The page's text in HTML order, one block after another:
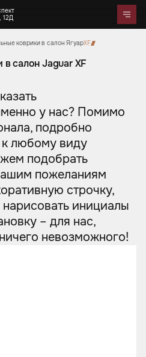
12Д
Max
Портфолио
Карбон
Звездное небо
Шумоизоляция
Дизайн проект
Цветные ремни безопасности
Чехлы на кузов автомобиля
Сумки ручной работы
коврики в салон ЯгуарXF
салон Jaguar XF
у нас? Помимо
подробно
любому виду
подобрать
пожеланиям
строчку,
инициалы
– для нас,
невозможного!